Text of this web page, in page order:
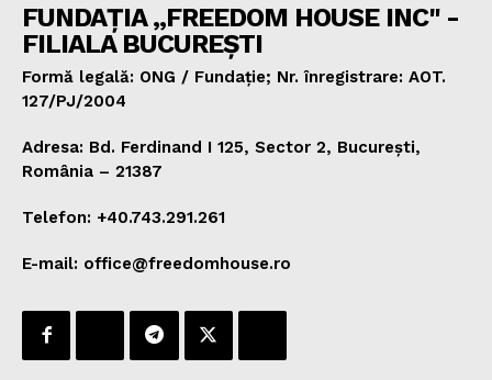
FUNDAȚIA „FREEDOM HOUSE INC" -
FILIALA BUCUREȘTI
Formă legală: ONG / Fundație; Nr. înregistrare: AOT.
127/PJ/2004
Adresa: Bd. Ferdinand I 125, Sector 2, București,
România – 21387
Telefon: +40.743.291.261
E-mail: office@freedomhouse.ro